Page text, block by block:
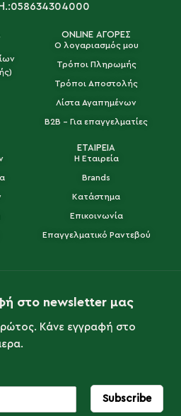
ONLINE ΑΓΟΡΕΣ
Ο λογαριασμός μου
Τρόποι Πληρωμής
Τρόποι Αποστολής
Λίστα Αγαπημένων
B2B - Για επαγγελματίες
ΕΤΑΙΡΕΙΑ
Η Εταιρεία
Brands
Κατάστημα
Επικοινωνία
Επαγγελματικό Ραντεβού
στο newsletter μας
Κάνε εγγραφή στο